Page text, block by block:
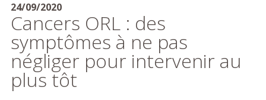
24/09/2020
Cancers ORL : des
symptômes à ne pas
négliger pour intervenir au
plus tôt